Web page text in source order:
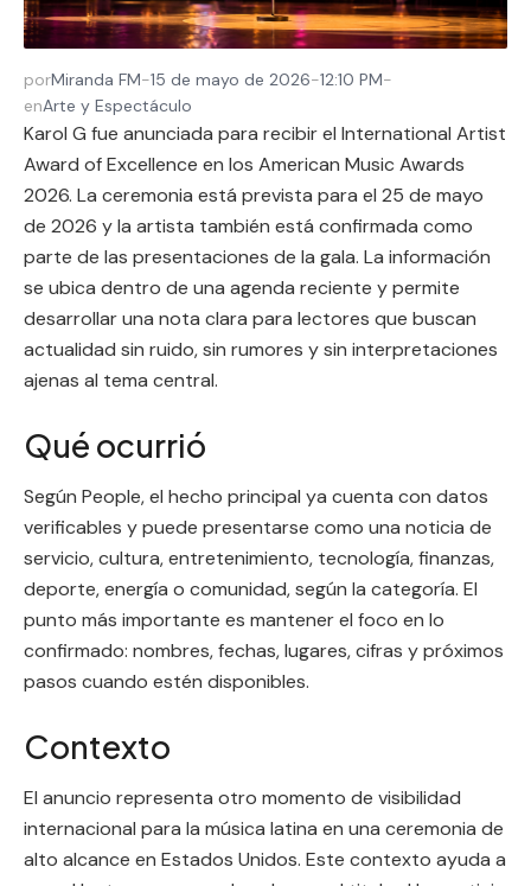
porMiranda FM-15 de mayo de 2026-12:10 PM-
enArte y Espectáculo
Karol G fue anunciada para recibir el International Artist
Award of Excellence en los American Music Awards
2026. La ceremonia está prevista para el 25 de mayo
de 2026 y la artista también está confirmada como
parte de las presentaciones de la gala. La información
se ubica dentro de una agenda reciente y permite
desarrollar una nota clara para lectores que buscan
actualidad sin ruido, sin rumores y sin interpretaciones
ajenas al tema central.
Qué ocurrió
Según People, el hecho principal ya cuenta con datos
verificables y puede presentarse como una noticia de
servicio, cultura, entretenimiento, tecnología, finanzas,
deporte, energía o comunidad, según la categoría. El
punto más importante es mantener el foco en lo
confirmado: nombres, fechas, lugares, cifras y próximos
pasos cuando estén disponibles.
Contexto
El anuncio representa otro momento de visibilidad
internacional para la música latina en una ceremonia de
alto alcance en Estados Unidos. Este contexto ayuda a